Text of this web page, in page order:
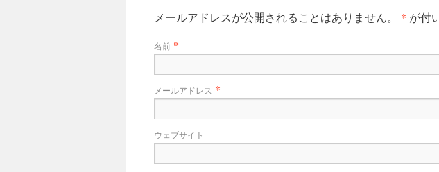
メールアドレスが公開されることはありません。 * が付
名前 *
メールアドレス *
ウェブサイト